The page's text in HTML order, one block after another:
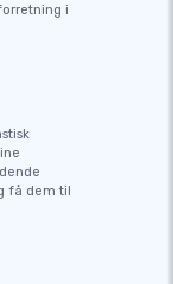
i
få dem til